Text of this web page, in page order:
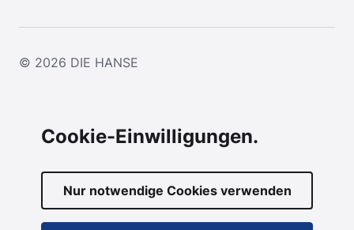
Cookie-Einwilligungen.
Nur notwendige Cookies verwenden
© 2026 DIE HANSE